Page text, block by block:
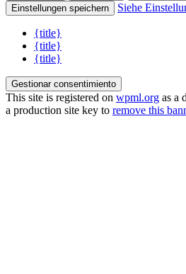
Einstellungen speichern
Siehe
{title}
{title}
{title}
Gestionar consentimiento
This site is registered on wpml.org as a
a production site key to remove this